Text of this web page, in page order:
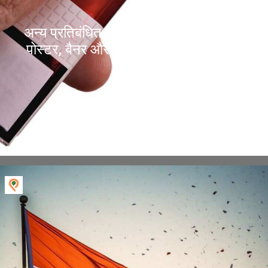
अन्य प्रतिबंधित वस्तुएं तंबाकू, सिगरेट, गुटखा,
पोस्टर, बैनर और निजी झंडे भी साथ न लाएं।